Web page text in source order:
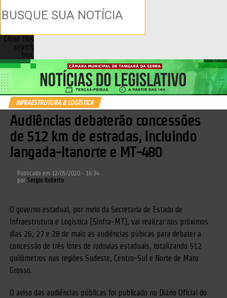
Close this
search
box.
INFRAESTRUTURA & LOGÍSTICA
Audiências debaterão concessões
de 512 km de estradas, incluindo
Jangada-Itanorte e MT-480
Publicado em 12/05/2020 - 16:34
por Sergio Roberto
O governo estadual, por meio da Secretaria de Estado de
Infraestrutura e Logística (Sinfra-MT), vai realizar nos próximos
dias 26, 27 e 28 de maio as audiências púbicas para debater a
concessão de três lotes de rodovias estaduais, totalizando 512
quilômetros nas regiões Sudeste, Centro-Sul e Norte de Mato
Grosso.
O aviso das audiências públicas foi publicado no Diário Oficial do